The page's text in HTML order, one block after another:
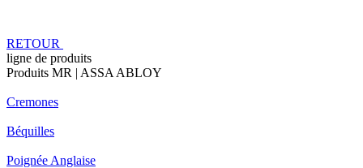
RETOUR
ligne de produits
Produits MR | ASSA ABLOY
Cremones
Béquilles
Poignée Anglaise